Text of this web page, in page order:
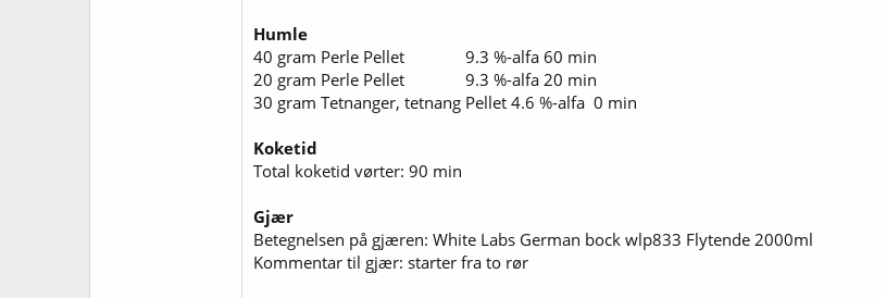
Humle
40 gram Perle Pellet 9.3 %-alfa 60 min
20 gram Perle Pellet 9.3 %-alfa 20 min
30 gram Tetnanger, tetnang Pellet 4.6 %-alfa 0 min
Koketid
Total koketid vørter: 90 min
Gjær
Betegnelsen på gjæren: White Labs German bock wlp833 Flytende 2000ml
Kommentar til gjær: starter fra to rør